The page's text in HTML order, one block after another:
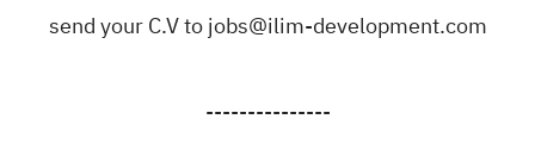
send your C.V to jobs@ilim-development.com
---------------